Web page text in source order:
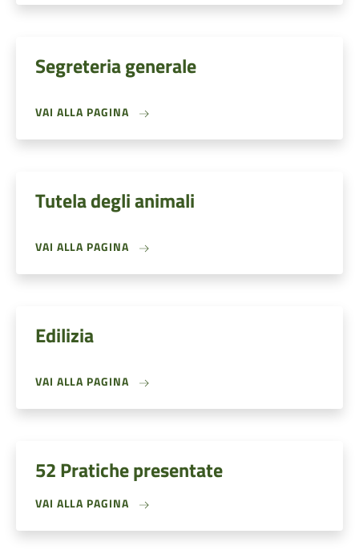
Segreteria generale
VAI ALLA PAGINA
Tutela degli animali
VAI ALLA PAGINA
Edilizia
VAI ALLA PAGINA
52 Pratiche presentate
VAI ALLA PAGINA